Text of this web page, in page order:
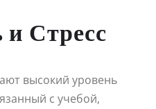
Стресс
высокий уровень
с учебой,